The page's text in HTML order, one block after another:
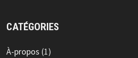
CATÉGORIES
À-propos (1)